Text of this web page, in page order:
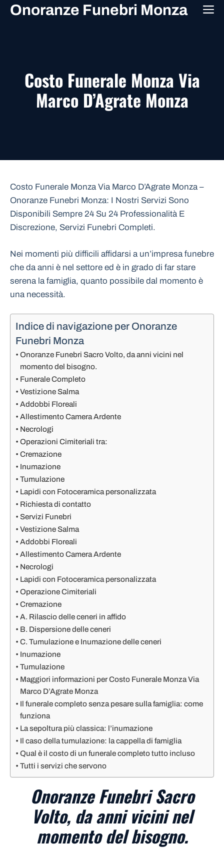
VaiOnoranze Funebri Monza
Costo Funerale Monza Via
Marco D’Agrate Monza
Costo Funerale Monza Via Marco D’Agrate Monza –
Onoranze Funebri Monza: I Nostri Servizi Sono
Disponibili Sempre 24 Su 24 Professionalità E
Discrezione, Servizi Funebri Completi.
Nei momenti più difficili affidarsi a un’impresa funebre
che da anni è nel settore ed è in grado di far stare
serena la famiglia, quanto possibile dal momento è
una necessità.
Indice di navigazione per Onoranze
Funebri Monza
Onoranze Funebri Sacro Volto, da anni vicini nel
momento del bisogno.
Funerale Completo
Vestizione Salma
Addobbi Floreali
Allestimento Camera Ardente
Necrologi
Operazioni Cimiteriali tra:
Cremazione
Inumazione
Tumulazione
Lapidi con Fotoceramica personalizzata
Richiesta di contatto
Servizi Funebri
Vestizione Salma
Addobbi Floreali
Allestimento Camera Ardente
Necrologi
Lapidi con Fotoceramica personalizzata
Operazione Cimiteriali
Cremazione
A. Rilascio delle ceneri in affido
B. Dispersione delle ceneri
C. Tumulazione e Inumazione delle ceneri
Inumazione
Tumulazione
Maggiori informazioni per Costo Funerale Monza Via
Marco D’Agrate Monza
Il funerale completo senza pesare sulla famiglia: come
funziona
La sepoltura più classica: l’inumazione
Il caso della tumulazione: la cappella di famiglia
Qual è il costo di un funerale completo tutto incluso
Tutti i servizi che servono
Onoranze Funebri Sacro
Volto, da anni vicini nel
momento del bisogno.